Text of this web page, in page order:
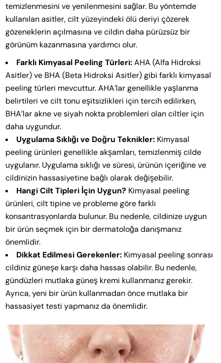
temizlenmesini ve yenilenmesini sağlar. Bu yöntemde
kullanılan asitler, cilt yüzeyindeki ölü deriyi çözerek
gözeneklerin açılmasına ve cildin daha pürüzsüz bir
görünüm kazanmasına yardımcı olur.
Farklı Kimyasal Peeling Türleri:AHA (Alfa Hidroksi
Asitler) ve BHA (Beta Hidroksi Asitler) gibi farklı kimyasal
peeling türleri mevcuttur. AHA’lar genellikle yaşlanma
belirtileri ve cilt tonu eşitsizlikleri için tercih edilirken,
BHA’lar akne ve siyah nokta problemleri olan ciltler için
daha uygundur.
Uygulama Sıklığı ve Doğru Teknikler: Kimyasal
peeling ürünleri genellikle akşamları, temizlenmiş cilde
uygulanır. Uygulama sıklığı ve süresi, ürünün içeriğine ve
cildinizin hassasiyetine bağlı olarak değişebilir.
Hangi Cilt Tipleri İçin Uygun? Kimyasal peeling
ürünleri, cilt tipine ve probleme göre farklı
konsantrasyonlarda bulunur. Bu nedenle, cildinize uygun
bir ürün seçmek için bir dermatoloğa danışmanız
önemlidir.
Dikkat Edilmesi Gerekenler: Kimyasal peeling sonrası
cildiniz güneşe karşı daha hassas olabilir. Bu nedenle,
gündüzleri mutlaka güneş kremi kullanmanız gerekir.
Ayrıca, yeni bir ürün kullanmadan önce mutlaka bir
hassasiyet testi yapmanız da önemlidir.